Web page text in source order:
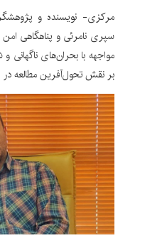
مرکزی‌- نویسنده و
سپری نامرئی و پناهگاهی
مواجهه با بحران‌های
بر نقش تحول‌آفرین مطالعه در